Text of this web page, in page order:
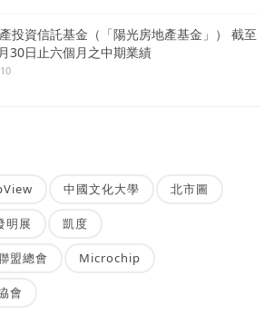
投資信託基金（「陽光房地產基金」） 截至
30日止六個月之中期業績
中國文化大學 北市圖
明展 凱度
盟總會 Microchip
會